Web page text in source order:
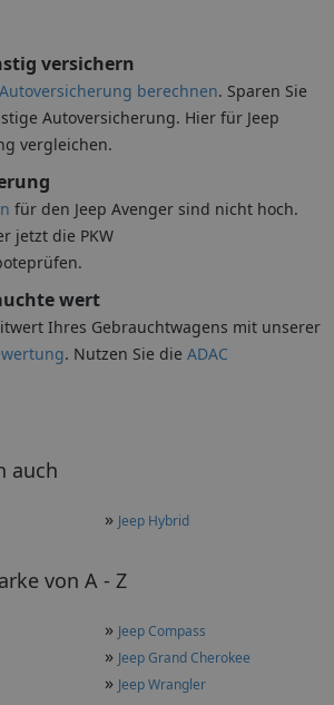
auch
» Jeep Hybrid
von A - Z
» Jeep Compass
» Jeep Grand Cherokee
» Jeep Wrangler
versichern
Autoversicherung berechnen. Sparen Sie
Autoversicherung. Hier für Jeep
vergleichen.
für den Jeep Avenger sind nicht hoch.
jetzt die PKW
wert
Ihres Gebrauchtwagens mit unserer
. Nutzen Sie die ADAC